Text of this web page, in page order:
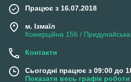
Працює з 16.07.2018
м. Ізмаїл
Комерційна 156 /
Контакти
Сьогодні працює з 09:00 до
Показати весь графік роботи